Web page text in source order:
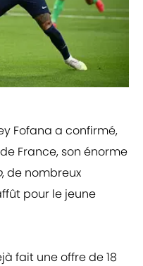
Fofana a confirmé,
France, son énorme
, de nombreux
pour le jeune
fait une offre de 18